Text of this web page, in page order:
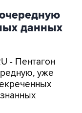
данных
- Пентагон
уже